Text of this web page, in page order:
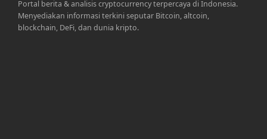
Portal berita & analisis cryptocurrency terpercaya di Indonesia.
Menyediakan informasi terkini seputar Bitcoin, altcoin,
blockchain, DeFi, dan dunia kripto.